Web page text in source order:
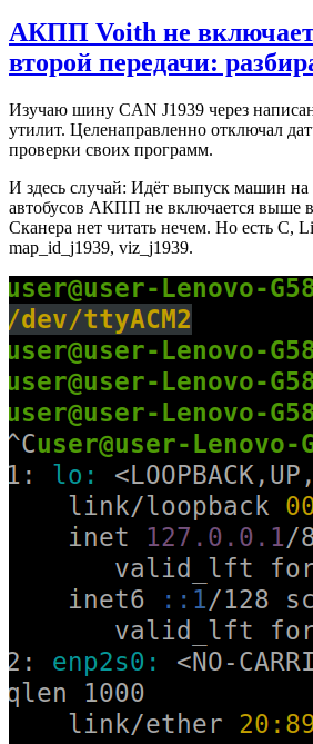
АКПП Voith не
второй передачи:
Изучаю шину CAN J1939 через
утилит. Целенаправленно отключал
проверки своих программ.
И здесь случай: Идёт выпуск машин
автобусов АКПП не включается выше
Сканера нет читать нечем. Но есть C,
map_id_j1939, viz_j1939.